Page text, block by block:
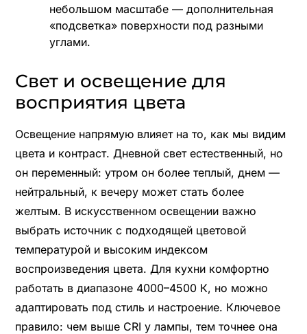
небольшом масштабе — дополнительная
«подсветка» поверхности под разными
углами.
Свет и освещение для
восприятия цвета
Освещение напрямую влияет на то, как мы видим
цвета и контраст. Дневной свет естественный, но
он переменный: утром он более теплый, днем —
нейтральный, к вечеру может стать более
желтым. В искусственном освещении важно
выбрать источник с подходящей цветовой
температурой и высоким индексом
воспроизведения цвета. Для кухни комфортно
работать в диапазоне 4000–4500 К, но можно
адаптировать под стиль и настроение. Ключевое
правило: чем выше CRI у лампы, тем точнее она